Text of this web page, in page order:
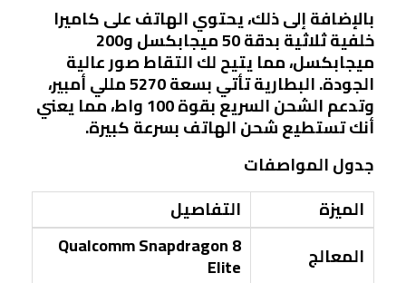
بالإضافة إلى ذلك، يحتوي الهاتف على كاميرا
خلفية ثلاثية بدقة 50 ميجابكسل و200
ميجابكسل، مما يتيح لك التقاط صور عالية
الجودة. البطارية تأتي بسعة 5270 مللي أمبير،
وتدعم الشحن السريع بقوة 100 واط، مما يعني
أنك تستطيع شحن الهاتف بسرعة كبيرة.
جدول المواصفات
الميزة
التفاصيل
المعالج
Qualcomm Snapdragon 8
Elite